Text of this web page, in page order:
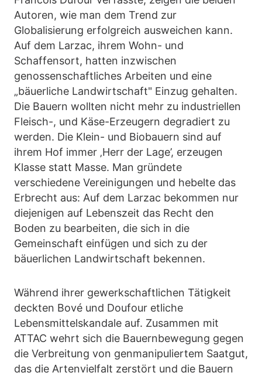
Autoren, wie man dem Trend zur
Globalisierung erfolgreich ausweichen kann.
Auf dem Larzac, ihrem Wohn- und
Schaffensort, hatten inzwischen
genossenschaftliches Arbeiten und eine
„bäuerliche Landwirtschaft" Einzug gehalten.
Die Bauern wollten nicht mehr zu industriellen
Fleisch-, und Käse-Erzeugern degradiert zu
werden. Die Klein- und Biobauern sind auf
ihrem Hof immer ‚Herr der Lage’, erzeugen
Klasse statt Masse. Man gründete
verschiedene Vereinigungen und hebelte das
Erbrecht aus: Auf dem Larzac bekommen nur
diejenigen auf Lebenszeit das Recht den
Boden zu bearbeiten, die sich in die
Gemeinschaft einfügen und sich zu der
bäuerlichen Landwirtschaft bekennen.
Während ihrer gewerkschaftlichen Tätigkeit
deckten Bové und Doufour etliche
Lebensmittelskandale auf. Zusammen mit
ATTAC wehrt sich die Bauernbewegung gegen
die Verbreitung von genmanipuliertem Saatgut,
das die Artenvielfalt zerstört und die Bauern